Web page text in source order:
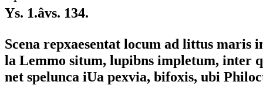
Ys. 1.âvs. 134.
Scena repxaesentat locum ad littus maris
la Lemmo situm, lupibns impletum, inter
net spelunca iUa pexvia, bifoxis, ubi